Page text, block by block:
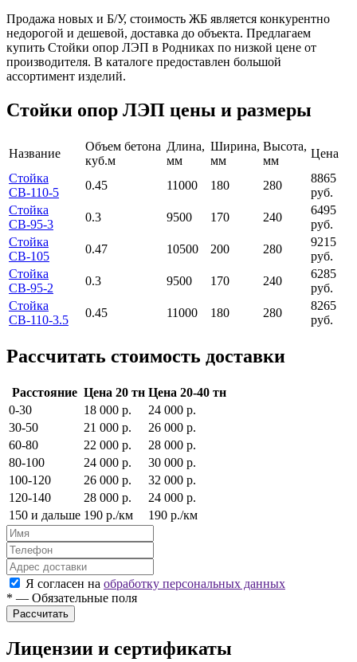
Продажа новых и Б/У, стоимость ЖБ является конкурентно
недорогой и дешевой, доставка до объекта. Предлагаем
купить Стойки опор ЛЭП в Родниках по низкой цене от
производителя. В каталоге предоставлен большой
ассортимент изделий.
Стойки опор ЛЭП цены и размеры
Название
Объем бетона
куб.м
Длина,
мм
Ширина,
мм
Высота,
мм
Цена
Стойка
СВ-110-5
0.45 11000 180 280
8865
руб.
Стойка
СВ-95-3
0.3 9500 170 240
6495
руб.
Стойка
СВ-105
0.47 10500 200 280
9215
руб.
Стойка
СВ-95-2
0.3 9500 170 240
6285
руб.
Стойка
СВ-110-3.5
0.45 11000 180 280
8265
руб.
Рассчитать стоимость доставки
Расстояние Цена 20 тн Цена 20-40 тн
0-30
18 000 р.
24 000 р.
30-50
21 000 р.
26 000 р.
60-80
22 000 р.
28 000 р.
80-100
24 000 р.
30 000 р.
100-120
26 000 р.
32 000 р.
120-140
28 000 р.
24 000 р.
150 и дальше 190 р./км 190 р./км
Я согласен на обработку персональных данных
* — Обязательные поля
Лицензии и сертификаты